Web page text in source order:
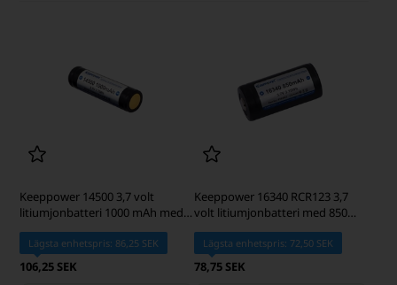
Keeppower 14500 3,7 volt
litiumjonbatteri 1000 mAh med
skyddskrets
Lägsta enhetspris: 86,25 SEK
106,25 SEK
Keeppower 16340 RCR123 3,7
volt litiumjonbatteri med 850
mAh skyddskrets
Lägsta enhetspris: 72,50 SEK
78,75 SEK